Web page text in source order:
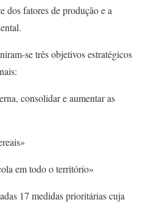
dos fatores de produção e a
se três objetivos estratégicos
consolidar e aumentar as
em todo o território»
17 medidas prioritárias cuja